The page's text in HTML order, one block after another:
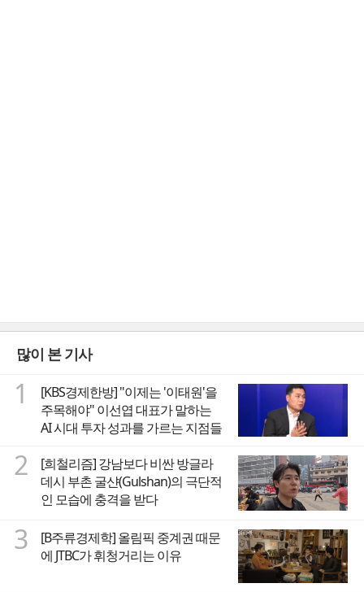
많이 본 기사
1
[KBS경제한방] "이제는 '이태원'을
주목해야" 이선엽 대표가 말하는
AI 시대 투자 성과를 가르는 지점들
2
[희철리즘] 강남보다 비싼 방글라
데시 부촌 굴샨(Gulshan)의 극단적
인 모습에 충격을 받다
3
[B주류경제학] 올림픽 중계권 때문
에 JTBC가 휘청거리는 이유